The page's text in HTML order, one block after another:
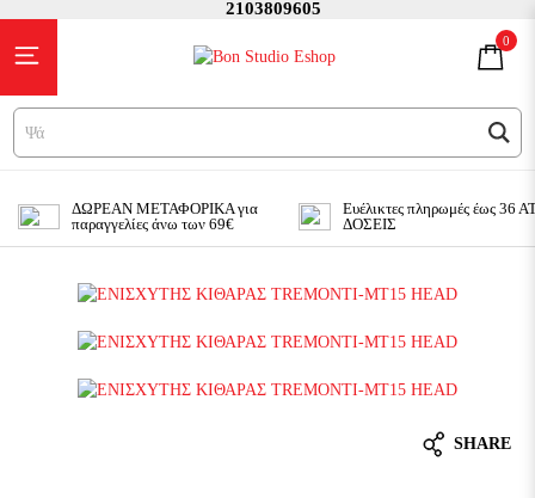
2103809605
0
Ψάχν
ΔΩΡΕΑΝ ΜΕΤΑΦΟΡΙΚΑ για
παραγγελίες άνω των 69€
Ευέλικτες πληρωμές έως 36
ΔΟΣΕΙΣ
SHARE